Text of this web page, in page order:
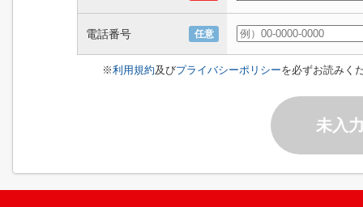
電話番号 任意
※利用規約及びプライバシーポリシーを必ずお読みく
未入